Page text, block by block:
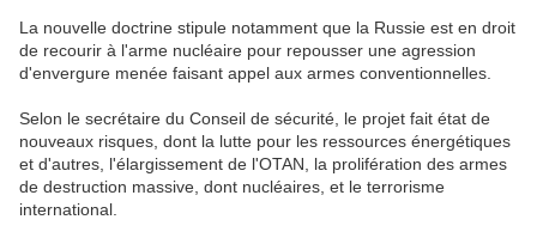
La nouvelle doctrine stipule notamment que la Russie est en droit
de recourir à l'arme nucléaire pour repousser une agression
d'envergure menée faisant appel aux armes conventionnelles.
Selon le secrétaire du Conseil de sécurité, le projet fait état de
nouveaux risques, dont la lutte pour les ressources énergétiques
et d'autres, l'élargissement de l'OTAN, la prolifération des armes
de destruction massive, dont nucléaires, et le terrorisme
international.